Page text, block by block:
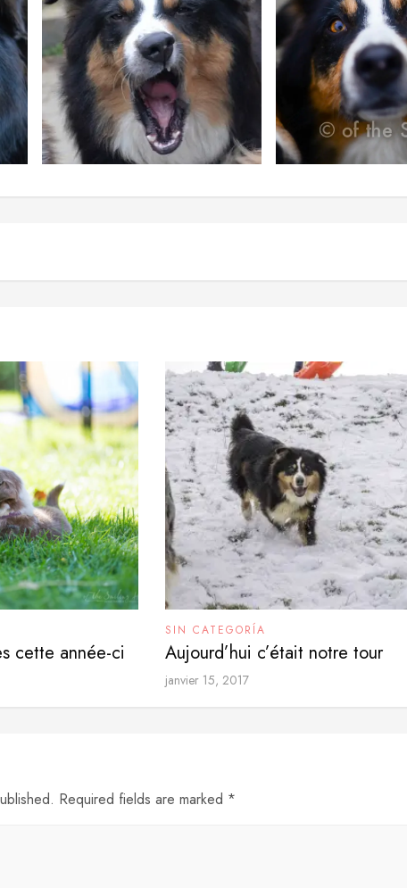
cette année-ci
SIN CATEGORÍA
Aujourd’hui c’était notre tour
janvier 15, 2017
Required fields are marked *